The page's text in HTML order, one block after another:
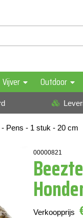
Vijver Outdoor
Pens - 1 stuk - 20 cm
00000821
Verkoopprijs